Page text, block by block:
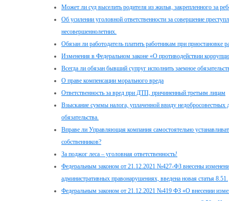
Может ли суд выселить родителя из жилья, закрепленного за
Об усилении уголовной ответственности за совершение
несовершеннолетних.
Обязан ли работодатель платить работникам при приостановке
Изменения в Федеральном законе «О противодействии
Всегда ли обязан бывший супруг исполнить заемное
О праве компенсации морального вреда
Ответственность за вред при ДТП, причиненный третьим лицам
Взыскание суммы налога, уплаченной ввиду недобросовестных
обязательства.
Вправе ли Управляющая компания самостоятельно
собственников?
За поджог леса – уголовная ответственность!
Федеральным законом от 21.12.2021 №427-ФЗ внесены
административных правонарушениях, введена новая статья 8.51.
Федеральным законом от 21.12.2021 №419 ФЗ «О внесении